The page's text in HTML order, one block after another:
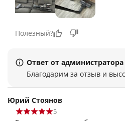
Время работы. Заявленные 90
стандартном режиме. Мне
турборежиме, конечно,
Полезный?
Ответ от администратора
Благодарим за отзыв и
Юрий Стоянов
5